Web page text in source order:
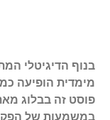
בנוף הדיגיטלי
מימדית הופיעה
במשמעות של